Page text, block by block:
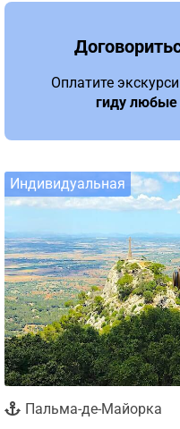
Оплатите
гиду
Индивидуальная
Пальма-де-Майорка